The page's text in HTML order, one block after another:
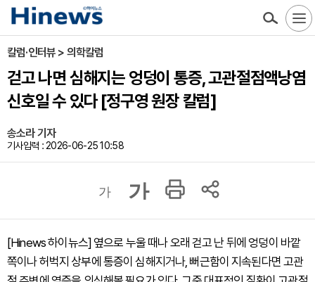
칼럼·인터뷰 > 의학칼럼
걷고 나면 심해지는 엉덩이 통증, 고관절점액낭염
신호일 수 있다 [정구영 원장 칼럼]
송소라 기자
기사입력 : 2026-06-25 10:58
가 가
[Hinews 하이뉴스] 옆으로 누울 때나 오래 걷고 난 뒤에 엉덩이 바깥
쪽이나 허벅지 상부에 통증이 심해지거나, 뻐근함이 지속된다면 고관